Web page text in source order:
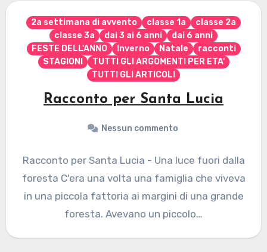
2a settimana di avvento classe 1a
classe 2a
classe 3a
dai 3 ai 6 anni
dai 6 anni
FESTE DELL'ANNO
Inverno Natale
racconti
STAGIONI
TUTTI GLI ARGOMENTI PER ETA'
TUTTI GLI ARTICOLI
Racconto per Santa Lucia
Nessun commento
Racconto per Santa Lucia - Una luce fuori dalla
foresta C'era una volta una famiglia che viveva
in una piccola fattoria ai margini di una grande
foresta. Avevano un piccolo…